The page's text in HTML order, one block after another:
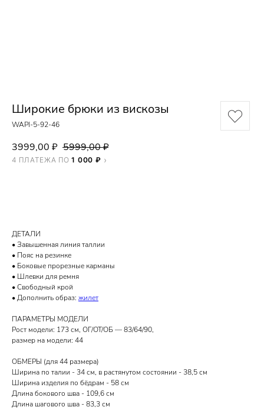
Широкие брюки из вискозы
WAPI-5-92-46
3999,00 ₽ 5999,00₽
4 ПЛАТЕЖА ПО1 000 ₽
ДЕТАЛИ
• Завышенная линия таллии
• Пояс на резинке
• Боковые прорезные карманы
• Шлевки для ремня
• Свободный крой
• Дополнить образ: жилет
ПАРАМЕТРЫ МОДЕЛИ
Рост модели: 173 см, ОГ/ОТ/ОБ — 83/64/90,
размер на модели: 44
ОБМЕРЫ (для 44 размера)
Ширина по талии - 34 см, в растянутом состоянии - 38,5 см
Ширина изделия по бёдрам - 58 см
Длина бокового шва - 109,6 см
Длина шагового шва - 83,3 см